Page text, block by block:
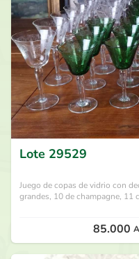
Lote 29529
Juego de copas de vidrio con
grandes, 10 de champagne, 11
85.000